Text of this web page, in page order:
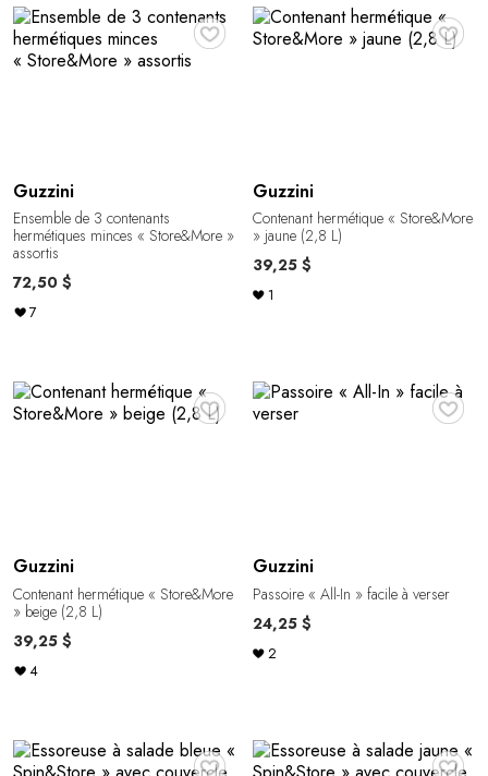
♥
Guzzini
Ensemble de 3 contenants
hermétiques minces « Store&More »
assortis
72,50 $
7
♥
Guzzini
Contenant hermétique « Store&More
» jaune (2,8 L)
39,25 $
1
♥
Guzzini
Contenant hermétique « Store&More
» beige (2,8 L)
39,25 $
4
♥
Guzzini
Passoire « All-In » facile à verser
24,25 $
2
♥ ♥